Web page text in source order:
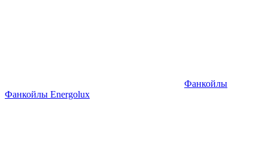
Фанкойлы
Фанкойлы Energolux